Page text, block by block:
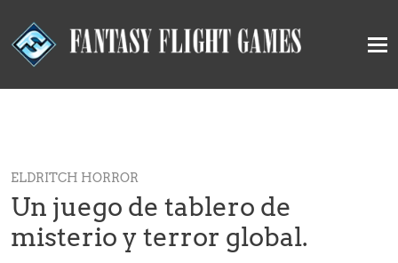
ELDRITCH HORROR
Un juego de tablero de
misterio y terror global.